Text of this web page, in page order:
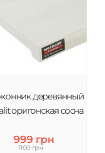
деревянный
оригонская сосна
999 грн
1100 грн